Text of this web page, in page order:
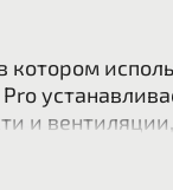
котором
и